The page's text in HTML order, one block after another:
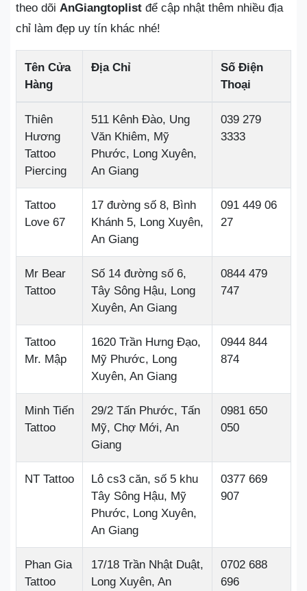
theo dõi AnGiangtoplist để cập nhật thêm nhiều địa
chỉ làm đẹp uy tín khác nhé!
Tên Cửa
Hàng
Địa Chỉ
Số Điện
Thoại
Thiên
Hương
Tattoo
Piercing
511 Kênh Đào, Ung
Văn Khiêm, Mỹ
Phước, Long Xuyên,
An Giang
039 279
3333
Tattoo
Love 67
17 đường số 8, Bình
Khánh 5, Long Xuyên,
An Giang
091 449 06
27
Mr Bear
Tattoo
Số 14 đường số 6,
Tây Sông Hậu, Long
Xuyên, An Giang
0844 479
747
Tattoo
Mr. Mập
1620 Trần Hưng Đạo,
Mỹ Phước, Long
Xuyên, An Giang
0944 844
874
Minh Tiến
Tattoo
29/2 Tấn Phước, Tấn
Mỹ, Chợ Mới, An
Giang
0981 650
050
NT Tattoo
Lô cs3 căn, số 5 khu
Tây Sông Hậu, Mỹ
Phước, Long Xuyên,
An Giang
0377 669
907
Phan Gia
Tattoo
17/18 Trần Nhật Duật,
Long Xuyên, An
0702 688
696